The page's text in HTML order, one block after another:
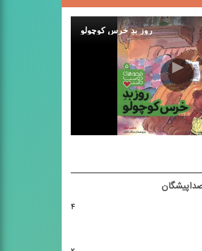
روز بدِ خرس کوچولو
۴